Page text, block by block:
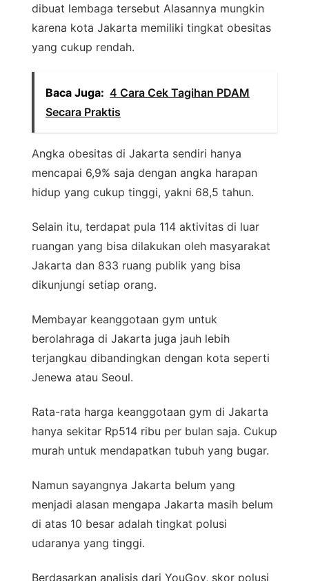
dibuat lembaga tersebut Alasannya mungkin
karena kota Jakarta memiliki tingkat obesitas
yang cukup rendah.
Baca Juga: 4 Cara Cek Tagihan PDAM
Secara Praktis
Angka obesitas di Jakarta sendiri hanya
mencapai 6,9% saja dengan angka harapan
hidup yang cukup tinggi, yakni 68,5 tahun.
Selain itu, terdapat pula 114 aktivitas di luar
ruangan yang bisa dilakukan oleh masyarakat
Jakarta dan 833 ruang publik yang bisa
dikunjungi setiap orang.
Membayar keanggotaan gym untuk
berolahraga di Jakarta juga jauh lebih
terjangkau dibandingkan dengan kota seperti
Jenewa atau Seoul.
Rata-rata harga keanggotaan gym di Jakarta
hanya sekitar Rp514 ribu per bulan saja. Cukup
murah untuk mendapatkan tubuh yang bugar.
Namun sayangnya Jakarta belum yang
menjadi alasan mengapa Jakarta masih belum
di atas 10 besar adalah tingkat polusi
udaranya yang tinggi.
Berdasarkan analisis dari YouGov, skor polusi